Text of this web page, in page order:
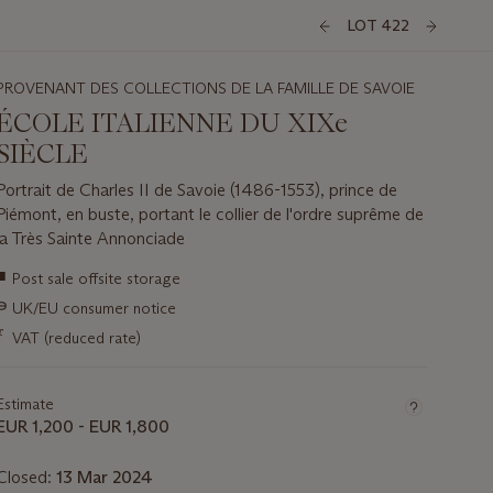
LOT 422
DES COLLECTIONS DE LA FAMILLE DE SAVOIE
ITALIENNE DU XIXe
de Charles II de Savoie (1486-1553), prince de
en buste, portant le collier de l'ordre suprême de
Très Sainte Annonciade
Post sale offsite storage
UK/EU consumer notice
VAT (reduced rate)
1,200 - EUR 1,800
13 Mar 2024